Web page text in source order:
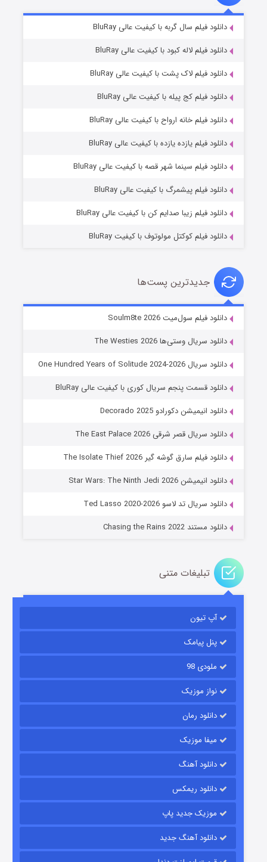
قسمت۷ (زیرنویس) منتشر شد
شوگر فصل ۲
خاندان اژدها فصل ۳
قسمت ۱۴ (زیرنویس)
رویایی برای تو
قسمت
دانلود فیلم سال گربه با کیفیت عالی BluRay
دانلود فیلم لاله کبود با کیفیت عالی BluRay
دانلود فیلم لاک پشت با کیفیت عالی BluRay
دانلود فیلم کج‌ پیله با کیفیت عالی BluRay
دانلود فیلم خانه ارواح با کیفیت عالی BluRay
دانلود فیلم یازده یازده با کیفیت عالی BluRay
دانلود فیلم سینما شهر قصه با کیفیت عالی BluRay
دانلود فیلم پیشمرگ با کیفیت عالی BluRay
دانلود فیلم زیبا صدایم کن با کیفیت عالی BluRay
دانلود فیلم کوکتل مولوتوف با کیفیت BluRay
جدیدترین پست‌ها
دانلود فیلم سول‌میت Soulm8te 2026
دانلود سریال وستی‌ها The Westies 2026
دانلود سریال One Hundred Years of Solitude 2024-2026
دانلود قسمت پنجم سریال کوری با کیفیت عالی BluRay
دانلود انیمیشن دکورادو Decorado 2025
دانلود سریال قصر شرقی The East Palace 2026
دانلود فیلم سارق گوشه گیر The Isolate Thief 2026
دانلود انیمیشن Star Wars: The Ninth Jedi 2026
دانلود سریال تد لاسو Ted Lasso 2020-2026
دانلود مستند Chasing the Rains 2022
تبلیغات متنی
آپ تیون
پنل پیامک
ملودی 98
نواز موزیک
دانلود رمان
میفا موزیک
دانلود آهنگ
دانلود ریمکس
موزیک جدید پاپ
دانلود آهنگ جدید